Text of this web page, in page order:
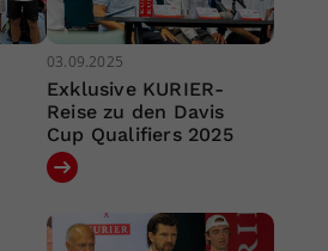
03.09.2025
Exklusive KURIER-
Reise zu den Davis
Cup Qualifiers 2025